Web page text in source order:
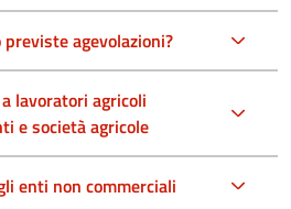
previste agevolazioni?
lavoratori agricoli
e società agricole
enti non commerciali